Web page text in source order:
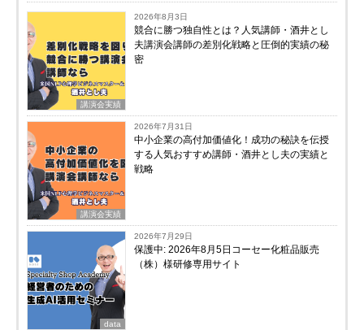
講演会実績
2026年8月3日
競合に勝つ独自性とは？人気講師・酒井とし
夫講演会講師の差別化戦略と圧倒的実績の秘
密
講演会実績
2026年7月31日
中小企業の高付加価値化！成功の秘訣を伝授
する人気おすすめ講師・酒井とし夫の実績と
戦略
data
2026年7月29日
保護中: 2026年8月5日コーセー化粧品販売
（株）様研修専用サイト